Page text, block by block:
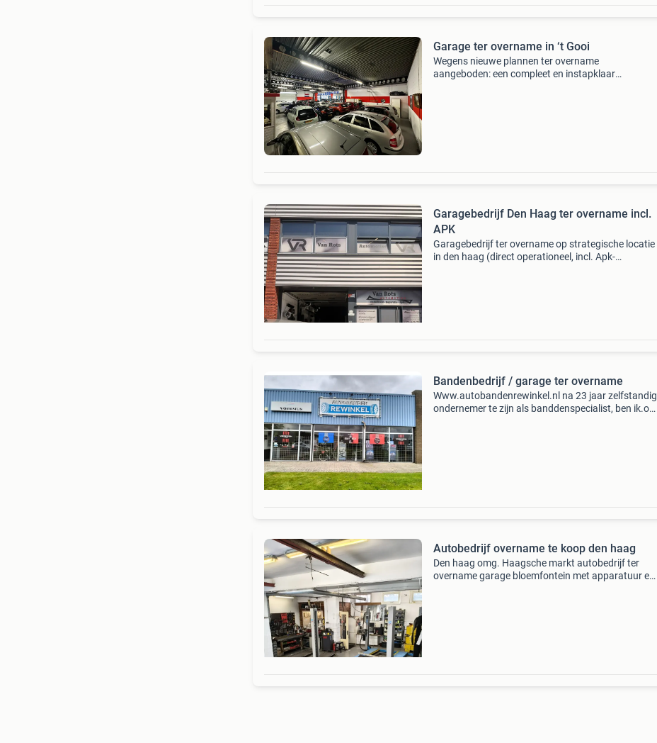
Garage ter overname in ‘t Gooi
Wegens nieuwe plannen ter overname
aangeboden: een compleet en instapklaar
Garagebedrijf Den Haag ter overname incl.
APK
Garagebedrijf ter overname op strategische locatie
in den haag (direct operationeel, incl. Apk-
Bandenbedrijf / garage ter overname
Www.autobandenrewinkel.nl na 23 jaar zelfstandig
ondernemer te zijn als banddenspecialist, ben ik.op
Autobedrijf overname te koop den haag
Den haag omg. Haagsche markt autobedrijf ter
overname garage bloemfontein met apparatuur en